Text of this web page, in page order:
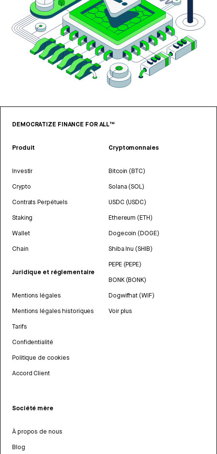
DEMOCRATIZE FINANCE FOR ALL™
Produit
Investir
Crypto
Contrats Perpétuels
Staking
Wallet
Chain
Juridique et réglementaire
Mentions légales
Mentions légales historiques
Tarifs
Confidentialité
Politique de cookies
Accord Client
Cryptomonnaies
Bitcoin (BTC)
Solana (SOL)
USDC (USDC)
Ethereum (ETH)
Dogecoin (DOGE)
Shiba Inu (SHIB)
PEPE (PEPE)
BONK (BONK)
Dogwifhat (WIF)
Voir plus
Société mère
À propos de nous
Blog